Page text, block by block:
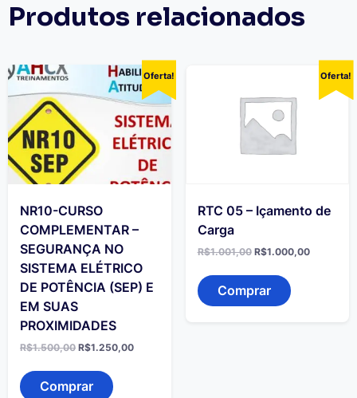
Produtos relacionados
Oferta!
NR10-CURSO
COMPLEMENTAR –
SEGURANÇA NO
SISTEMA ELÉTRICO
DE POTÊNCIA (SEP) E
EM SUAS
PROXIMIDADES
R$1.500,00 O
original
era:
R$1.500,00.
R$1.250,00O
Comprar
Oferta!
RTC 05 – Içamento de
Carga
R$1.001,00 O
original
era:
R$1.001,00.
R$1.000,00O
Comprar